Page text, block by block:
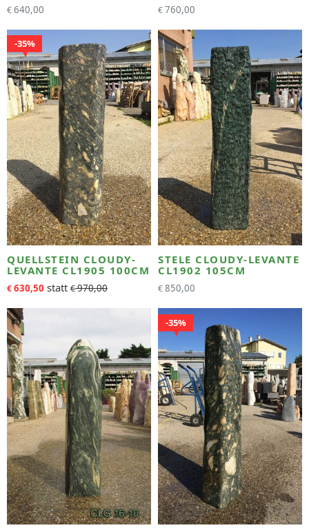
€640,00 €760,00
35%
QUELLSTEIN CLOUDY-
LEVANTE CL1905 100CM
€630,50 €970,00
STELE CLOUDY-LEVANTE
CL1902 105CM
€850,00
35%